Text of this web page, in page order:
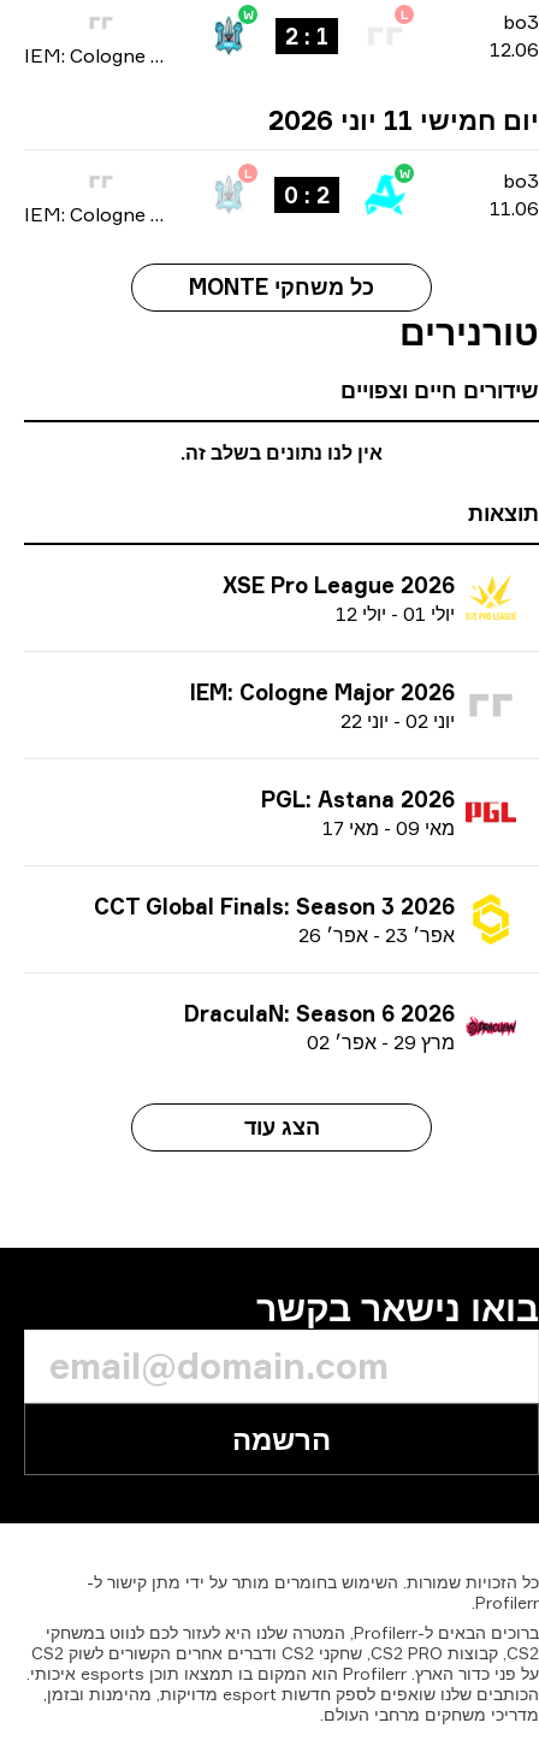
11 יוני 2026
כל משחקי MONTE
חיים וצפויים
אין לנו נתונים בשלב זה.
XSE Pro League 2026
יולי 01
-יולי 12
IEM: Cologne Major 2026
יוני 02
-יוני 22
PGL: Astana 2026
מ אי 09
-מ אי 17
CCT Global Finals: Season 3 2026
א פר׳ 23
-א פר׳ 26
DraculaN: Season 6 2026
מ רץ 29
-א פר׳ 02
הצג עוד
נישאר בקשר
הרשמה
שמורות. השימוש בחומרים מותר על ידי מתן קישור ל-
ברוכים הבאים ל-Profilerr, המטרה שלנו היא לעזור לכם לנווט במשחקי
CS2, קבוצות CS2 PRO, שחקני CS2 ודברים אחרים הקשורים לשוק CS2
על פני כדור הארץ. Profilerr הוא המקום בו תמצאו תוכן esports איכותי.
הכותבים שלנו שואפים לספק חדשות esport מדויקות, מהימנות ובזמן,
משחקים מרחבי העולם.